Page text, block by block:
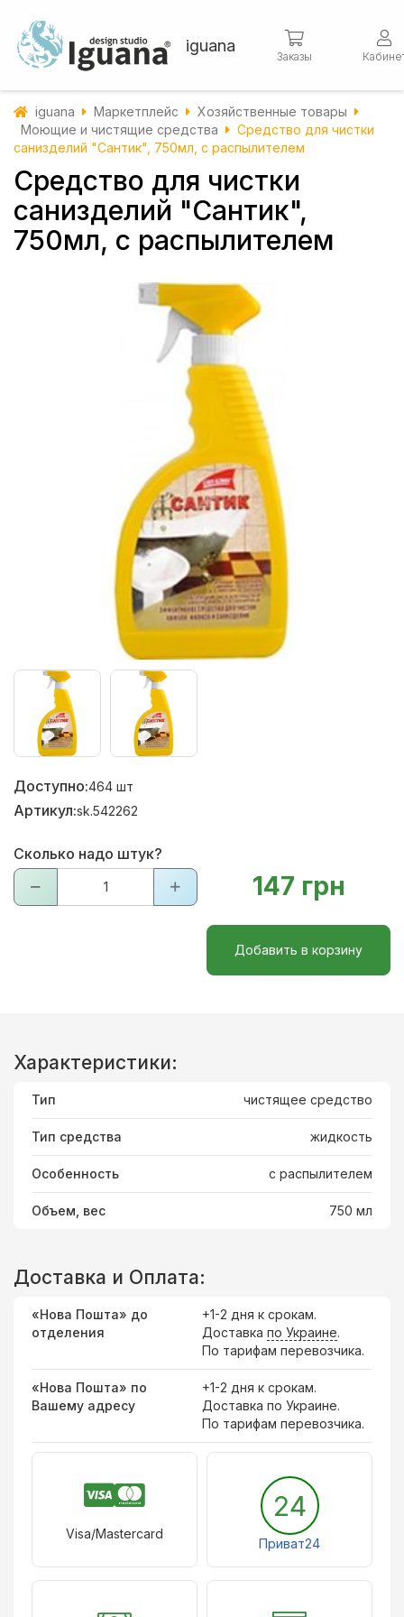
iguana
Заказы
iguana Маркетплейс
Хозяйственные товары
Моющие и чистящие средства
Средство для чистки
санизделий "Сантик", 750мл, с распылителем
Средство для чистки
санизделий "Сантик",
750мл, с распылителем
Доступно:464 шт
Артикул:sk.542262
Сколько надо штук?
147 грн
Добавить в корзину
Характеристики:
Тип чистящее средство
Тип средства жидкость
Особенность с распылителем
Объем, вес 750 мл
Доставка и Оплата:
«Нова Пошта» до
отделения
+1-2 дня к срокам.
Доставка по Украине.
По тарифам перевозчика.
«Нова Пошта» по
Вашему адресу
+1-2 дня к срокам.
Доставка по Украине.
По тарифам перевозчика.
Visa/Mastercard
24
Приват24